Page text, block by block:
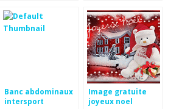
Banc abdominaux
intersport
Image gratuite
joyeux noel